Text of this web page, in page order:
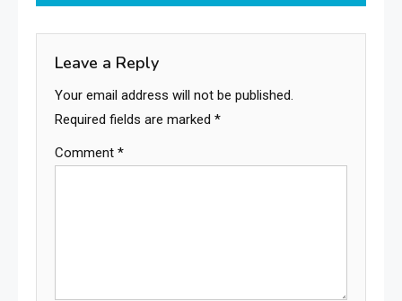
Leave a Reply
Your email address will not be published.
Required fields are marked *
Comment *